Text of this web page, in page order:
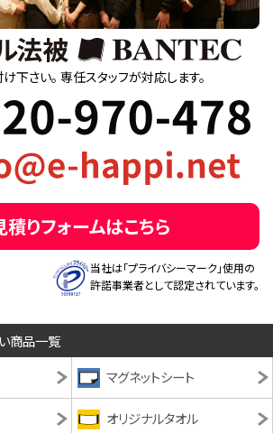
下さい。 専任スタッフが対応します。
積りフォームはこちら
当社は「プライバシーマーク」使用の
許諾事業者として認定されています。
商品一覧
マグネットシート
オリジナルタオル